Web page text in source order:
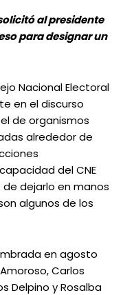
al presidente
para designar un
Nacional Electoral
en el discurso
de organismos
alrededor de
del CNE
dejarlo en manos
algunos de los
en agosto
Carlos
Delpino y Rosalba